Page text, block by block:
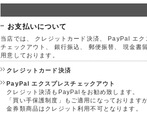
お支払いについて
当店では、 クレジットカード決済、 PayPal エク
チェックアウト、 銀行振込、 郵便振替、 現金書
用意しております。
クレジットカード決済
PayPal エクスプレスチェックアウト
クレジット決済もPayPalをお勧め致します。
「買い手保護制度」もご適用になっておりますが
金券類商品はクレジット利用不可となります。